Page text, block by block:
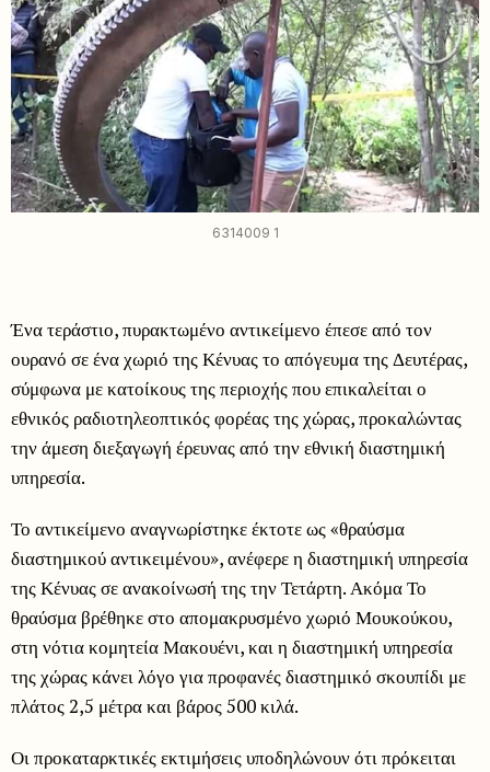
6314009 1
Ένα τεράστιο, πυρακτωμένο αντικείμενο έπεσε από τον
ουρανό σε ένα χωριό της Κένυας το απόγευμα της Δευτέρας,
σύμφωνα με κατοίκους της περιοχής που επικαλείται ο
εθνικός ραδιοτηλεοπτικός φορέας της χώρας, προκαλώντας
την άμεση διεξαγωγή έρευνας από την εθνική διαστημική
υπηρεσία.
Το αντικείμενο αναγνωρίστηκε έκτοτε ως «θραύσμα
διαστημικού αντικειμένου», ανέφερε η διαστημική υπηρεσία
της Κένυας σε ανακοίνωσή της την Τετάρτη. Ακόμα Το
θραύσμα βρέθηκε στο απομακρυσμένο χωριό Μουκούκου,
στη νότια κομητεία Μακουένι, και η διαστημική υπηρεσία
της χώρας κάνει λόγο για προφανές διαστημικό σκουπίδι με
πλάτος 2,5 μέτρα και βάρος 500 κιλά.
Οι προκαταρκτικές εκτιμήσεις υποδηλώνουν ότι πρόκειται